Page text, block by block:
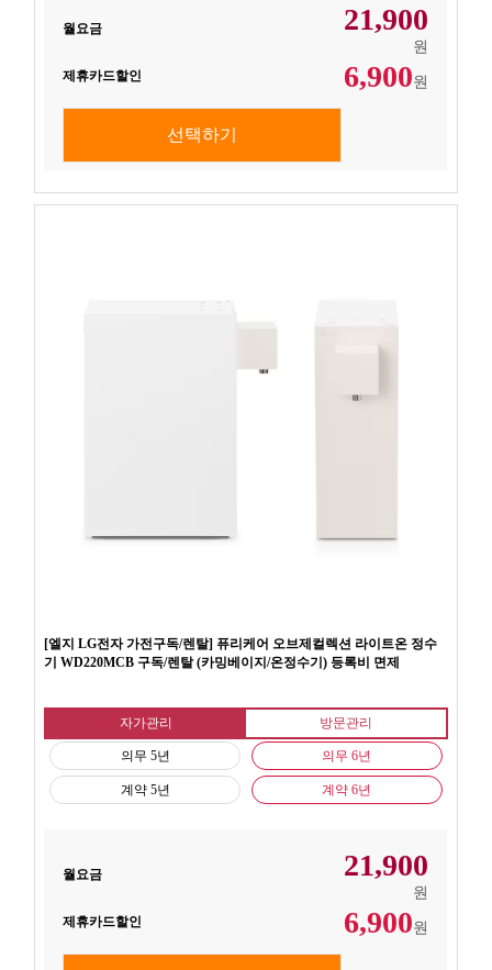
월요금 21,900
원
제휴카드할인 6,900원
선택하기
[엘지 LG전자 가전구독/렌탈] 퓨리케어 오브제컬렉션 라이트온 정수
기 WD220MCB 구독/렌탈 (카밍베이지/온정수기) 등록비 면제
자가관리 방문관리
의무 5년
계약 5년
의무 6년
계약 6년
월요금 21,900
원
제휴카드할인 6,900원